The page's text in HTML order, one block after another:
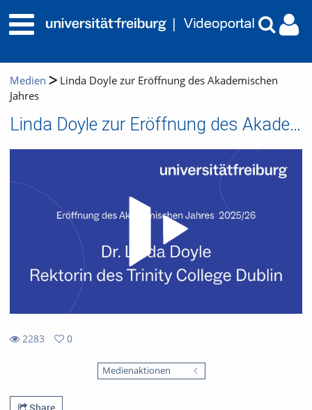
Medien
Linda Doyle zur Eröffnung des Akademischen
Jahres
Linda Doyle zur Eröffnung des Akademischen Jahres
2283
0
Medienaktionen